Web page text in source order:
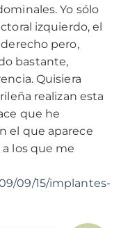
Yo sólo
izquierdo, el
pero,
bastante,
Quisiera
realizan esta
que he
el que aparece
los que me
09/15/implantes-